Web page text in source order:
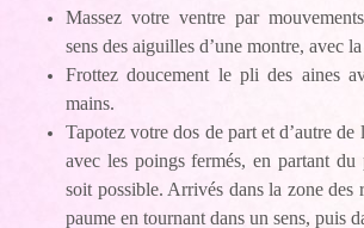
Massez votre ventre par
sens des aiguilles d’une montre, avec
Frottez doucement le pli des aines
mains.
Tapotez votre dos de part et d’autre
avec les poings fermés, en partant
soit possible. Arrivés dans la zone des
paume en tournant dans un sens, puis